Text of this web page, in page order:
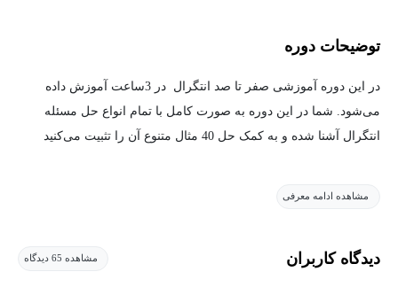
توضیحات دوره
در این دوره آموزشی صفر تا صد انتگرال در 3ساعت آموزش داده
می‌شود. شما در این دوره به صورت کامل با تمام انواع حل مسئله
انتگرال آشنا شده و به کمک حل 40 مثال متنوع آن را تثبیت می‌کنید
مشاهده ادامه معرفی
دیدگاه کاربران مشاهده 65 دیدگاه